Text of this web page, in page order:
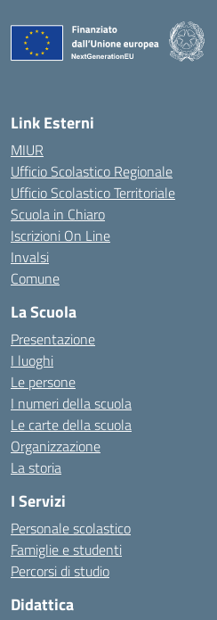
Link Esterni
MIUR
Ufficio Scolastico Regionale
Ufficio Scolastico Territoriale
Scuola in Chiaro
Iscrizioni On Line
Invalsi
Comune
La Scuola
Presentazione
I luoghi
Le persone
I numeri della scuola
Le carte della scuola
Organizzazione
La storia
I Servizi
Personale scolastico
Famiglie e studenti
Percorsi di studio
Didattica